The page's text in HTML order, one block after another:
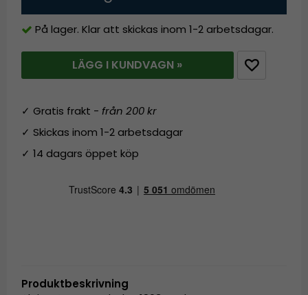
På lager. Klar att skickas inom 1-2 arbetsdagar.
LÄGG I KUNDVAGN »
✓ Gratis frakt -från 200 kr
✓ Skickas inom 1-2 arbetsdagar
✓ 14 dagars öppet köp
Produktbeskrivning